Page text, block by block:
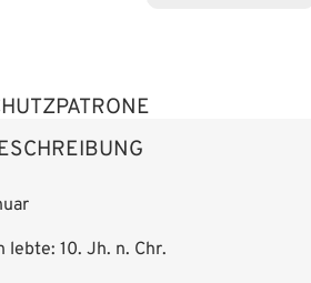
lebte: 10. Jh. n. Chr.